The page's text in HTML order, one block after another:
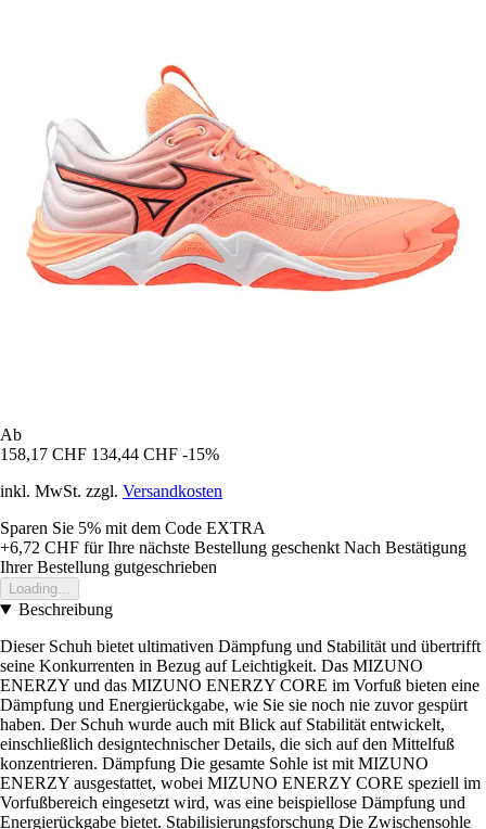
Ab
158,17 CHF 134,44 CHF -15%
inkl. MwSt. zzgl. Versandkosten
Sparen Sie 5% mit dem Code EXTRA
+6,72 CHF für Ihre nächste Bestellung geschenkt Nach Bestätigung
Ihrer Bestellung gutgeschrieben
Loading...
Beschreibung
Dieser Schuh bietet ultimativen Dämpfung und Stabilität und übertrifft
seine Konkurrenten in Bezug auf Leichtigkeit. Das MIZUNO
ENERZY und das MIZUNO ENERZY CORE im Vorfuß bieten eine
Dämpfung und Energierückgabe, wie Sie sie noch nie zuvor gespürt
haben. Der Schuh wurde auch mit Blick auf Stabilität entwickelt,
einschließlich designtechnischer Details, die sich auf den Mittelfuß
konzentrieren. Dämpfung Die gesamte Sohle ist mit MIZUNO
ENERZY ausgestattet, wobei MIZUNO ENERZY CORE speziell im
Vorfußbereich eingesetzt wird, was eine beispiellose Dämpfung und
Energierückgabe bietet. Stabilisierungsforschung Die Zwischensohle